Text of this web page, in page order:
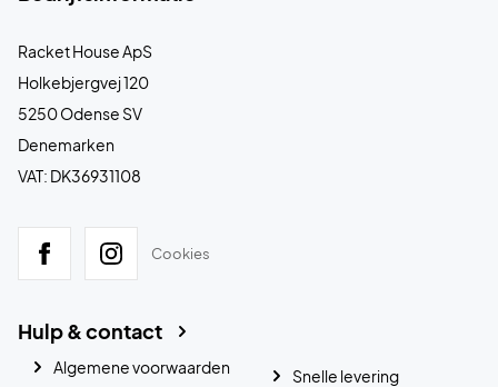
Racket House ApS
Holkebjergvej 120
5250 Odense SV
Denemarken
VAT: DK36931108
Cookies
Hulp & contact
Algemene voorwaarden
Snelle levering